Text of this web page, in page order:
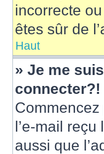
incorrecte
êtes sûr de
Haut
» Je me
connecter?!
Commencez
l’e-mail
aussi que